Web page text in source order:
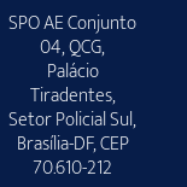
SPO AE Conjunto
04, QCG,
Palácio
Tiradentes,
Setor Policial Sul,
Brasília-DF, CEP
70.610-212